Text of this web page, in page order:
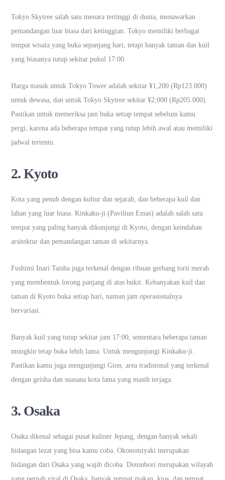
Tokyo Skytree salah satu menara tertinggi di dunia, menawarkan
pemandangan luar biasa dari ketinggian. Tokyo memiliki berbagai
tempat wisata yang buka sepanjang hari, tetapi banyak taman dan kuil
yang biasanya tutup sekitar pukul 17:00.
Harga masuk untuk Tokyo Tower adalah sekitar ¥1,200 (Rp123.000)
untuk dewasa, dan untuk Tokyo Skytree sekitar ¥2,000 (Rp205.000).
Pastikan untuk memeriksa jam buka setiap tempat sebelum kamu
pergi, karena ada beberapa tempat yang tutup lebih awal atau memiliki
jadwal tertentu.
2.Kyoto
Kota yang penuh dengan kultur dan sejarah, dan beberapa kuil dan
lahan yang luar biasa. Kinkaku-ji (Paviliun Emas) adalah salah satu
tempat yang paling banyak dikunjungi di Kyoto, dengan keindahan
arsitektur dan pemandangan taman di sekitarnya.
Fushimi Inari Taisha juga terkenal dengan ribuan gerbang torii merah
yang membentuk lorong panjang di atas bukit. Kebanyakan kuil dan
taman di Kyoto buka setiap hari, namun jam operasionalnya
bervariasi.
Banyak kuil yang tutup sekitar jam 17:00, sementara beberapa taman
mungkin tetap buka lebih lama. Untuk mengunjungi Kinkaku-ji.
Pastikan kamu juga mengunjungi Gion, area tradisional yang terkenal
dengan geisha dan suasana kota lama yang masih terjaga.
3. Osaka
Osaka dikenal sebagai pusat kuliner Jepang, dengan banyak sekali
hidangan lezat yang bisa kamu coba. Okonomiyaki merupakan
hidangan dari Osaka yang wajib dicoba. Dotonbori merupakan wilayah